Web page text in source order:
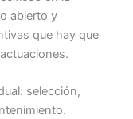
abierto y
que hay que
selección,